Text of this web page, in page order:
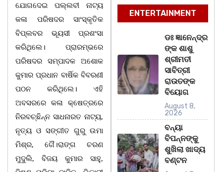
ଯୋଗଦେଇ ପଲ୍ଲବୀ ନାଟ୍ୟ
କଳା ପରିଷଦର ସାଂସ୍କୃତିକ
ବିପ୍ଲବର ଭୂୟସୀ ପ୍ରଶଂସା
କରିଥିଲେ। ପ୍ରାରମ୍ଭରେ
ପରିଷଦର ସମ୍ପାଦକ ଅଶୋକ
କୁମାର ପ୍ରଧାନ ବାର୍ଷିକ ବିବରଣୀ
ପଠନ କରିଥିଲେ। ଏହି
ଅବସରରେ କଳା କ୍ଷେତ୍ରରେ
ନିରବଚ୍ଛିନ୍ନ ସାଧନାରତ ନାଟ୍ୟ,
ନୃତ୍ୟ ଓ ସଙ୍ଗୀତ ଗୁରୁ ଉମା
ମିଶ୍ର, ଗୈ।ରାଙ୍ଗ ଚରଣ
ମୁଦୁଲି, ବିଜୟ କୁମାର ସାହୁ,
ENTERTAINMENT
ଡଃ ଜ୍ଞାନେନ୍ଦ୍ର
ଙ୍କ ଶାଶୁ
ଶ୍ରୀମତୀ
ସାବିତ୍ରୀ
ରାଉତଙ୍କ
ବିୟୋଗ
August 8,
2026
ବନ୍ୟା
ବିପନ୍ନଙ୍କୁ
ଶୁଖିଲା ଖାଦ୍ୟ
ବଣ୍ଟନ